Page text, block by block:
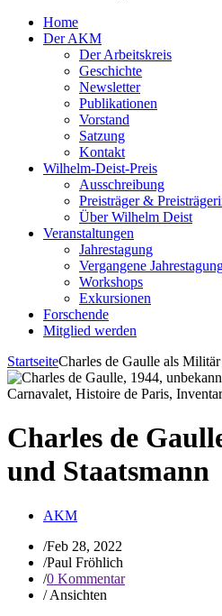
Home
Der AKM
Der Arbeitskreis
Geschichte
Newsletter
Publikationen
Vorstand
Satzung
Kontakt
Wilhelm-Deist-Preis
Ausschreibung
Preisträger &
Über Wilhelm Deist
Veranstaltungen
Jahrestagung
Vergangene
Workshops
Exkursionen
Forschende
Mitglied werden
StartseiteCharles de Gaulle als Militär
Charles de
und Staatsmann
AKM
/Feb 28, 2022
/Paul Fröhlich
/0 Kommentar
/Ansichten